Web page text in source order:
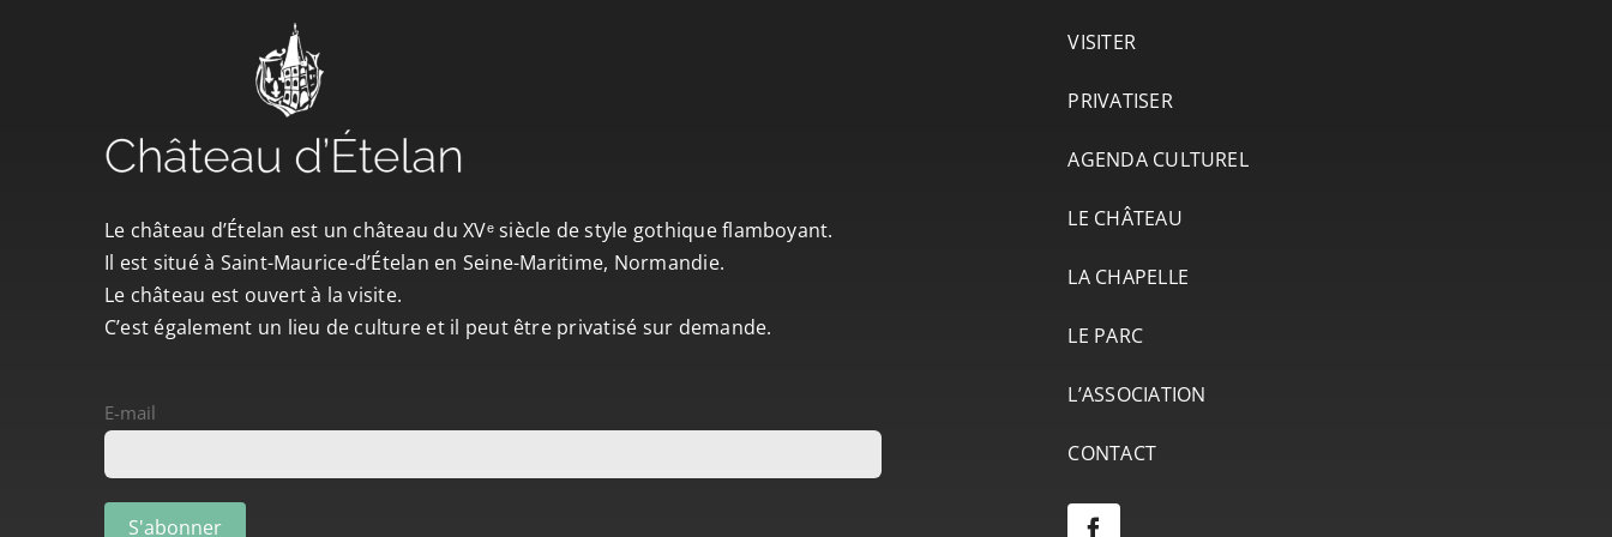
Le château d’Ételan est un château du XVᵉ siècle de style gothique flamboyant.
Il est situé à Saint-Maurice-d’Ételan en Seine-Maritime, Normandie.
Le château est ouvert à la visite.
C’est également un lieu de culture et il peut être privatisé sur demande.
E-mail
VISITER
PRIVATISER
AGENDA CULTUREL
LE CHÂTEAU
LA CHAPELLE
LE PARC
L’ASSOCIATION
CONTACT